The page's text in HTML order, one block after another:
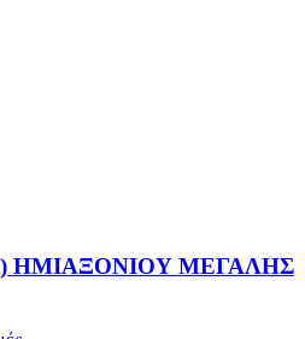
ΗΜΙΑΞΟΝΙΟΥ ΜΕΓΑΛΗΣ